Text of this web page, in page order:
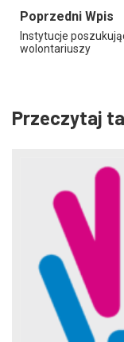
Poprzedni Wpis
Instytucje
wolontariuszy
Przeczytaj